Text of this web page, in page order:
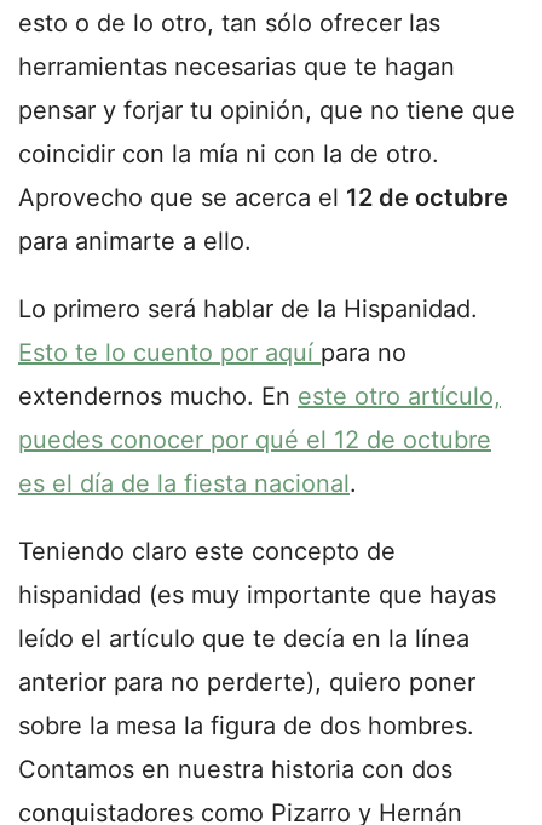
esto o de lo otro, tan sólo ofrecer las
herramientas necesarias que te hagan
pensar y forjar tu opinión, que no tiene que
coincidir con la mía ni con la de otro.
Aprovecho que se acerca el 12 de octubre
para animarte a ello.
Lo primero será hablar de la Hispanidad.
Esto te lo cuento por aquí para no
extendernos mucho. En este otro artículo,
puedes conocer por qué el 12 de octubre
es el día de la fiesta nacional.
Teniendo claro este concepto de
hispanidad (es muy importante que hayas
leído el artículo que te decía en la línea
anterior para no perderte), quiero poner
sobre la mesa la figura de dos hombres.
Contamos en nuestra historia con dos
conquistadores como Pizarro y Hernán